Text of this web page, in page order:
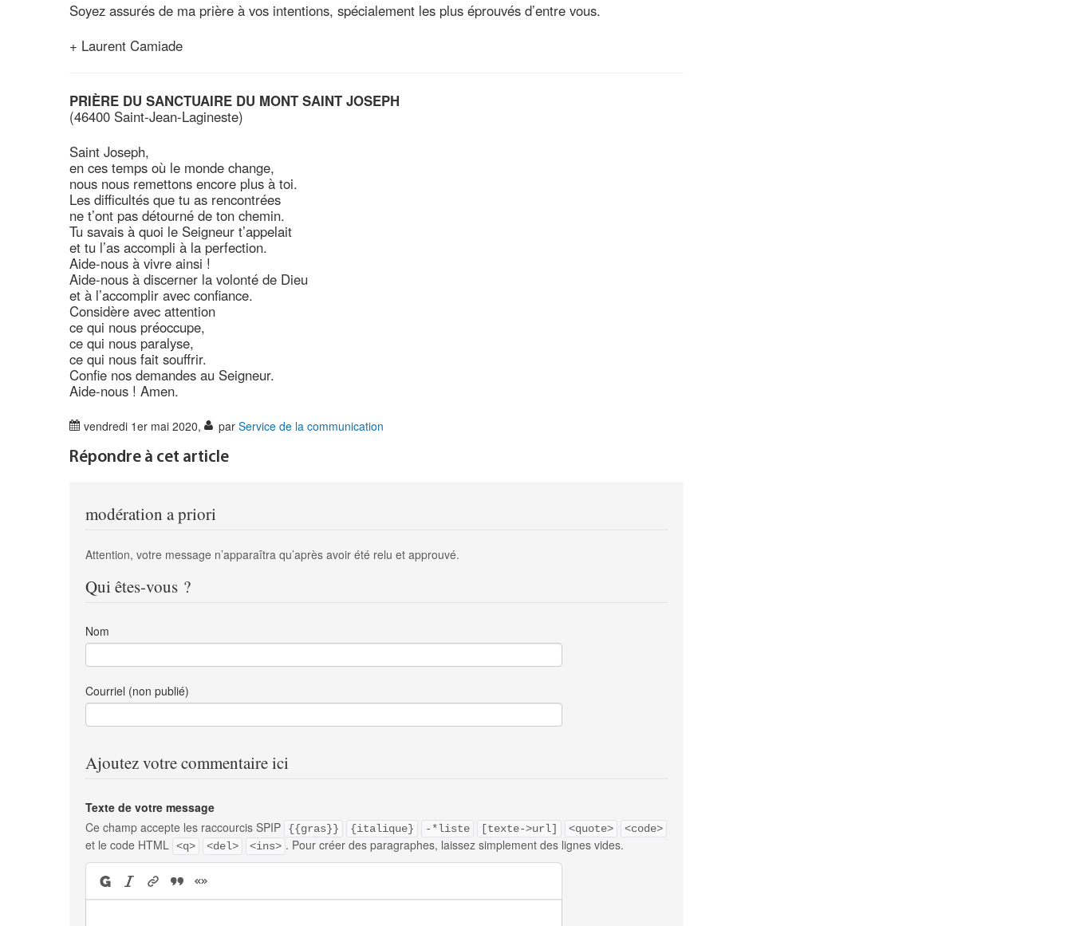
Soyez assurés de ma prière à vos intentions, spécialement les plus éprouvés d’entre vous.
+ Laurent Camiade
PRIÈRE DU SANCTUAIRE DU MONT SAINT JOSEPH
(46400 Saint-Jean-Lagineste)
Saint Joseph,
en ces temps où le monde change,
nous nous remettons encore plus à toi.
Les difficultés que tu as rencontrées
ne t’ont pas détourné de ton chemin.
Tu savais à quoi le Seigneur t’appelait
et tu l’as accompli à la perfection.
Aide-nous à vivre ainsi !
Aide-nous à discerner la volonté de Dieu
et à l’accomplir avec confiance.
Considère avec attention
ce qui nous préoccupe,
ce qui nous paralyse,
ce qui nous fait souffrir.
Confie nos demandes au Seigneur.
Aide-nous ! Amen.
vendredi 1er mai 2020, par Service de la communication
Répondre à cet article
modération a priori
Attention, votre message n’apparaîtra qu’après avoir été relu et approuvé.
Qui êtes-vous ?
Nom
Courriel (non publié)
Ajoutez votre commentaire ici
Texte de votre message
Ce champ accepte les raccourcis SPIP
{{gras}} {italique} -*liste [texte->url] <quote> <code>
et le code HTML <q> <del> <ins> . Pour créer des paragraphes, laissez simplement des lignes vides.